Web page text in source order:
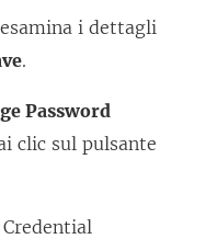
i dettagli
.
Password
clic sul pulsante